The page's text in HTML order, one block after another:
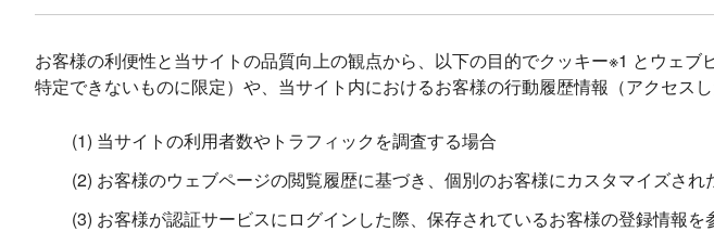
お客様の利便性と当サイトの品質向上の観点から、以下の目的でクッキー※1 とウェ
特定できないものに限定）や、当サイト内におけるお客様の行動履歴情報（アクセス
(1) 当サイトの利用者数やトラフィックを調査する場合
(2) お客様のウェブページの閲覧履歴に基づき、個別のお客様にカスタマイズさ
(3) お客様が認証サービスにログインした際、保存されているお客様の登録情報